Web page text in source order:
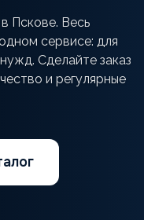
Пскове. Весь
сервисе: для
Сделайте заказ
и регулярные